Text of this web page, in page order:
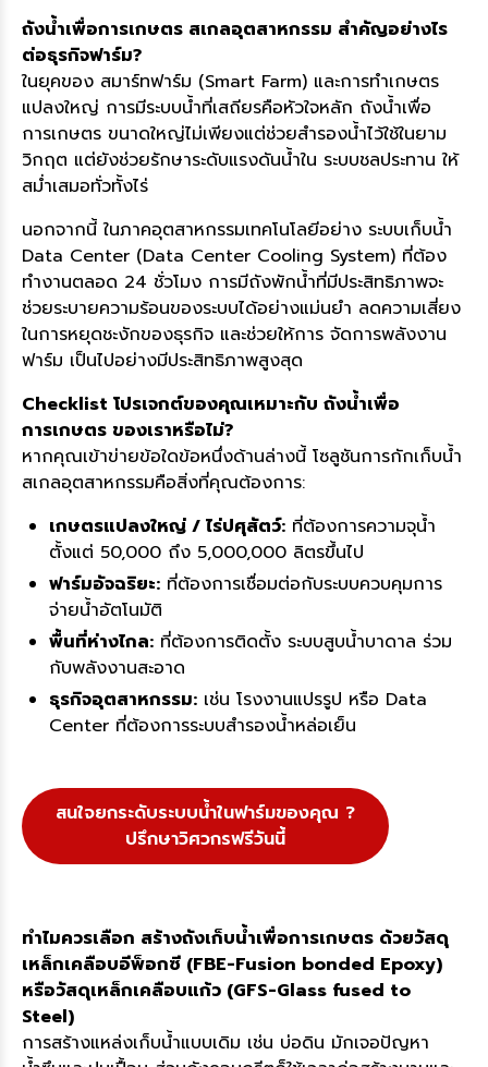
ถังน้ำเพื่อการเกษตร สเกลอุตสาหกรรม สำคัญอย่างไร
ต่อธุรกิจฟาร์ม?
ในยุคของ สมาร์ทฟาร์ม (Smart Farm) และการทำเกษตร
แปลงใหญ่ การมีระบบน้ำที่เสถียรคือหัวใจหลัก ถังน้ำเพื่อ
การเกษตร ขนาดใหญ่ไม่เพียงแต่ช่วยสำรองน้ำไว้ใช้ในยาม
วิกฤต แต่ยังช่วยรักษาระดับแรงดันน้ำใน ระบบชลประทาน ให้
สม่ำเสมอทั่วทั้งไร่
นอกจากนี้ ในภาคอุตสาหกรรมเทคโนโลยีอย่าง ระบบเก็บน้ำ
Data Center (Data Center Cooling System) ที่ต้อง
ทำงานตลอด 24 ชั่วโมง การมีถังพักน้ำที่มีประสิทธิภาพจะ
ช่วยระบายความร้อนของระบบได้อย่างแม่นยำ ลดความเสี่ยง
ในการหยุดชะงักของธุรกิจ และช่วยให้การ จัดการพลังงาน
ฟาร์ม เป็นไปอย่างมีประสิทธิภาพสูงสุด
Checklist โปรเจกต์ของคุณเหมาะกับ ถังน้ำเพื่อ
การเกษตร ของเราหรือไม่?
หากคุณเข้าข่ายข้อใดข้อหนึ่งด้านล่างนี้ โซลูชันการกักเก็บน้ำ
สเกลอุตสาหกรรมคือสิ่งที่คุณต้องการ:
เกษตรแปลงใหญ่ / ไร่ปศุสัตว์: ที่ต้องการความจุน้ำ
ตั้งแต่ 50,000 ถึง 5,000,000 ลิตรขึ้นไป
ฟาร์มอัจฉริยะ: ที่ต้องการเชื่อมต่อกับระบบควบคุมการ
จ่ายน้ำอัตโนมัติ
พื้นที่ห่างไกล: ที่ต้องการติดตั้ง ระบบสูบน้ำบาดาล ร่วม
กับพลังงานสะอาด
ธุรกิจอุตสาหกรรม: เช่น โรงงานแปรรูป หรือ Data
Center ที่ต้องการระบบสำรองน้ำหล่อเย็น
สนใจยกระดับระบบน้ำในฟาร์มของคุณ ?
ปรึกษาวิศวกรฟรีวันนี้
ทำไมควรเลือก สร้างถังเก็บน้ำเพื่อการเกษตร ด้วยวัสดุ
เหล็กเคลือบอีพ็อกซี (FBE-Fusion bonded Epoxy)
หรือวัสดุเหล็กเคลือบแก้ว (GFS-Glass fused to
Steel)
การสร้างแหล่งเก็บน้ำแบบเดิม เช่น บ่อดิน มักเจอปัญหา